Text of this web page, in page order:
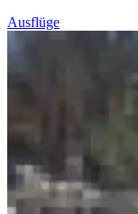
Ausflüge